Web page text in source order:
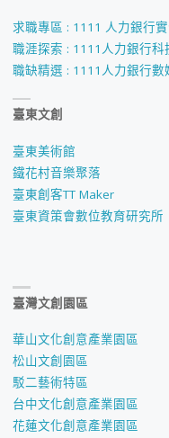
求職專區 : 1111 人力銀行
職涯探索 : 1111人力銀行科
職缺精選 : 1111人力銀行數
臺東文創
臺東美術館
鐵花村音樂聚落
臺東創客TT Maker
臺東資策會數位教育研究所
臺灣文創園區
華山文化創意產業園區
松山文創園區
駁二藝術特區
台中文化創意產業園區
花蓮文化創意產業園區